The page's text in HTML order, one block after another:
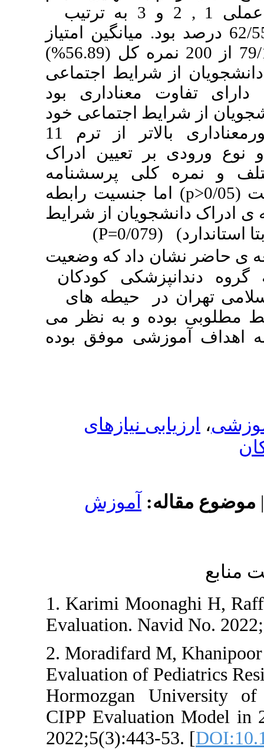
دهم " برای واحد کودکان عملی 1 , 2 و 3 به ترتیب
و 62/55 درصد بود. میانگین امتیاز
79/113 از 200 نمره کل (56.89%)
شرایط اجتماعی
بود
اجتماعی خود
در دانشجویان ترم 10 بطورمعناداری بالاتر از ترم 11
تعیین ادراک
پرسشنامه
جنسیت رابطه
از شرایط
(0/
P
)
داد که وضعیت
کودکان
در حیطه های
و به نظر می
موفق بوده
نیازهای
آموزش
1. Karimi
Evaluation.
2. Moradifard
Evaluation of
Hormozgan
CIPP